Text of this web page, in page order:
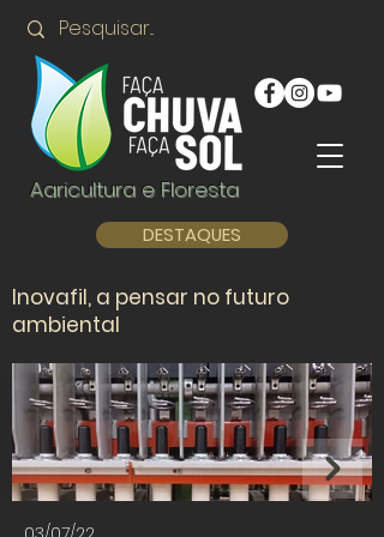
Agricultura e Floresta
DESTAQUES
Inovafil, a pensar no futuro
ambiental